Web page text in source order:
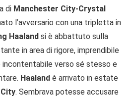
di Manchester City-Crystal
l’avversario con una tripletta in
Haaland si è abbattuto sulla
in area di rigore, imprendibile
incontentabile verso sé stesso e
Haaland è arrivato in estate
. Sembrava potesse accusare